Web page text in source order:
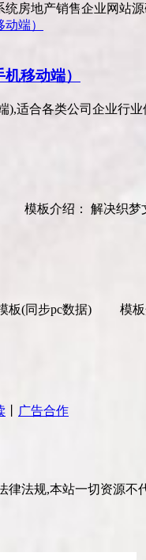
房地产销售企业网站
移动端）
),适合各类公司企业行业
模板介绍： 解决织梦
板(同步pc数据) 模板
广告合作
律法规,本站一切资源不